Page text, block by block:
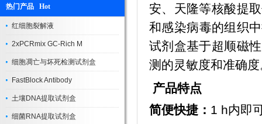
热门产品 Hot
红细胞裂解液
2xPCRmix GC-Rich M
细胞凋亡与坏死检测试剂盒
FastBlock Antibody
土壤DNA提取试剂盒
细菌RNA提取试剂盒
安、天隆等核酸提
和感染病毒的组织
试剂盒基于超顺磁
测的灵敏度和准确
产品特点
简便快捷： 1 h内即